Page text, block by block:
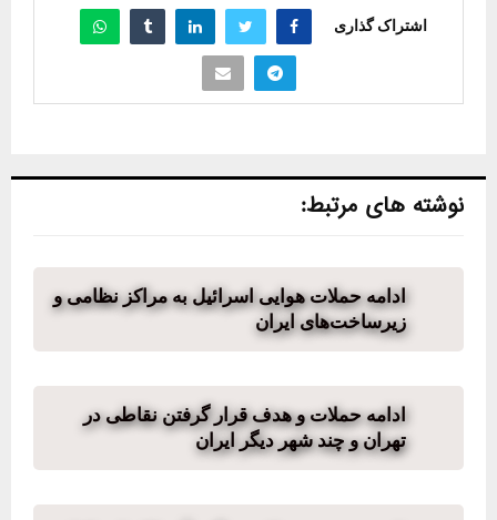
اشتراک گذاری
نوشته های مرتبط:
ادامه حملات هوایی اسرائیل به مراکز نظامی و
زیرساخت‌های ایران
ادامه حملات و هدف قرار گرفتن نقاطی در
تهران و چند شهر دیگر ایران